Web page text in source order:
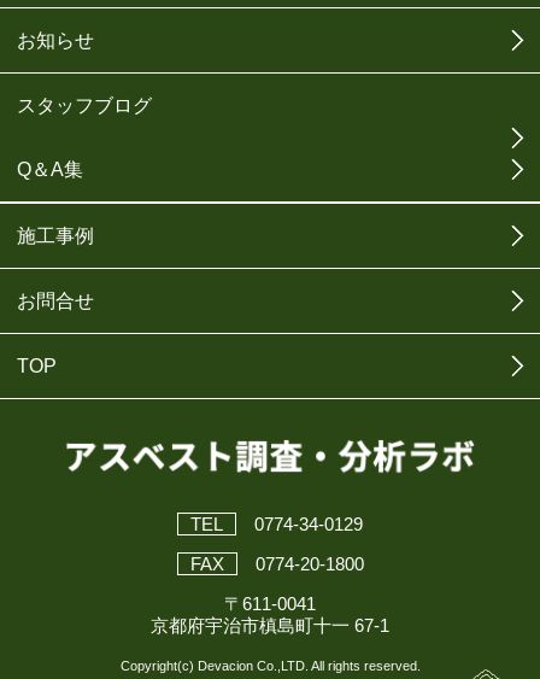
お知らせ
スタッフブログ
Q＆A集
施工事例
お問合せ
TOP
TEL
0774-34-0129
FAX
0774-20-1800
〒611-0041
京都府宇治市槙島町十一 67-1
Copyright(c) Devacion Co.,LTD. All rights reserved.